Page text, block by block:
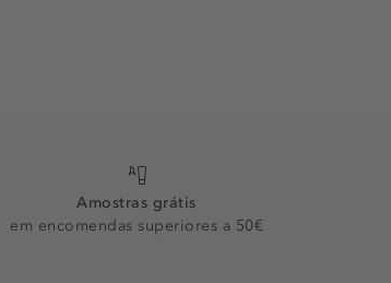
Amostras grátis
em encomendas superiores a 50€